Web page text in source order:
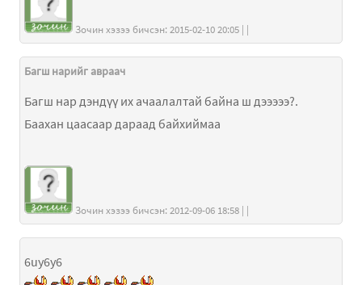
Зочин хэзээ бичсэн: 2015-02-10 20:05 | |
Багш нарийг авраач
Багш нар дэндүү их ачаалалтай байна ш дэээээ?.
Баахан цаасаар дараад байхиймаа
Зочин хэзээ бичсэн: 2012-09-06 18:58 | |
6uy6y6